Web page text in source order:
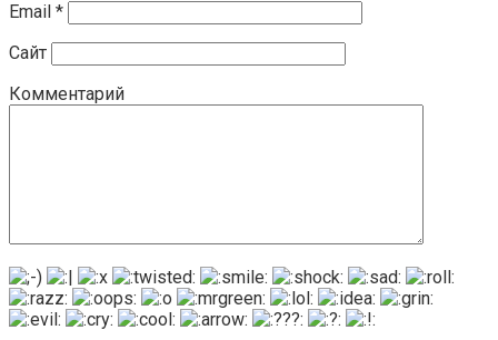
Email *
Сайт
Комментарий